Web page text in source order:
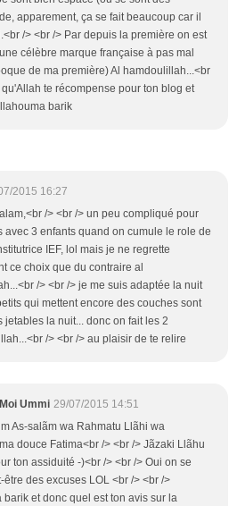
apparement, ça se fait beaucoup car il
/> <br /> Par depuis la première on est
célèbre marque française à pas mal
de ma première) Al hamdoulillah...<br
te récompense pour ton blog et
barik
2015 16:27
/> <br /> un peu compliqué pour
avec 3 enfants quand on cumule le role de
IEF, lol mais je ne regrette
ce choix que du contraire al
/> <br /> je me suis adaptée la nuit
qui mettent encore des couches sont
jetables la nuit... donc on fait les 2
/> <br /> au plaisir de te relire
Ummi 29/07/2015 14:51
As-salãm wa Rahmatu Llãhi wa
douce Fatima<br /> <br /> Jãzaki Llãhu
ton assiduité -)<br /> <br /> Oui on se
être des excuses LOL <br /> <br />
barik et donc quel est ton avis sur la